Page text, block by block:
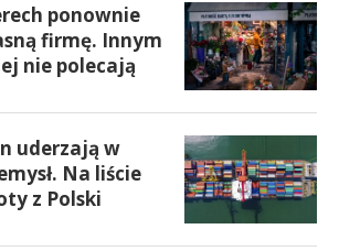
ponownie
firmę. Innym
nie polecają
uderzają w
Na liście
z Polski